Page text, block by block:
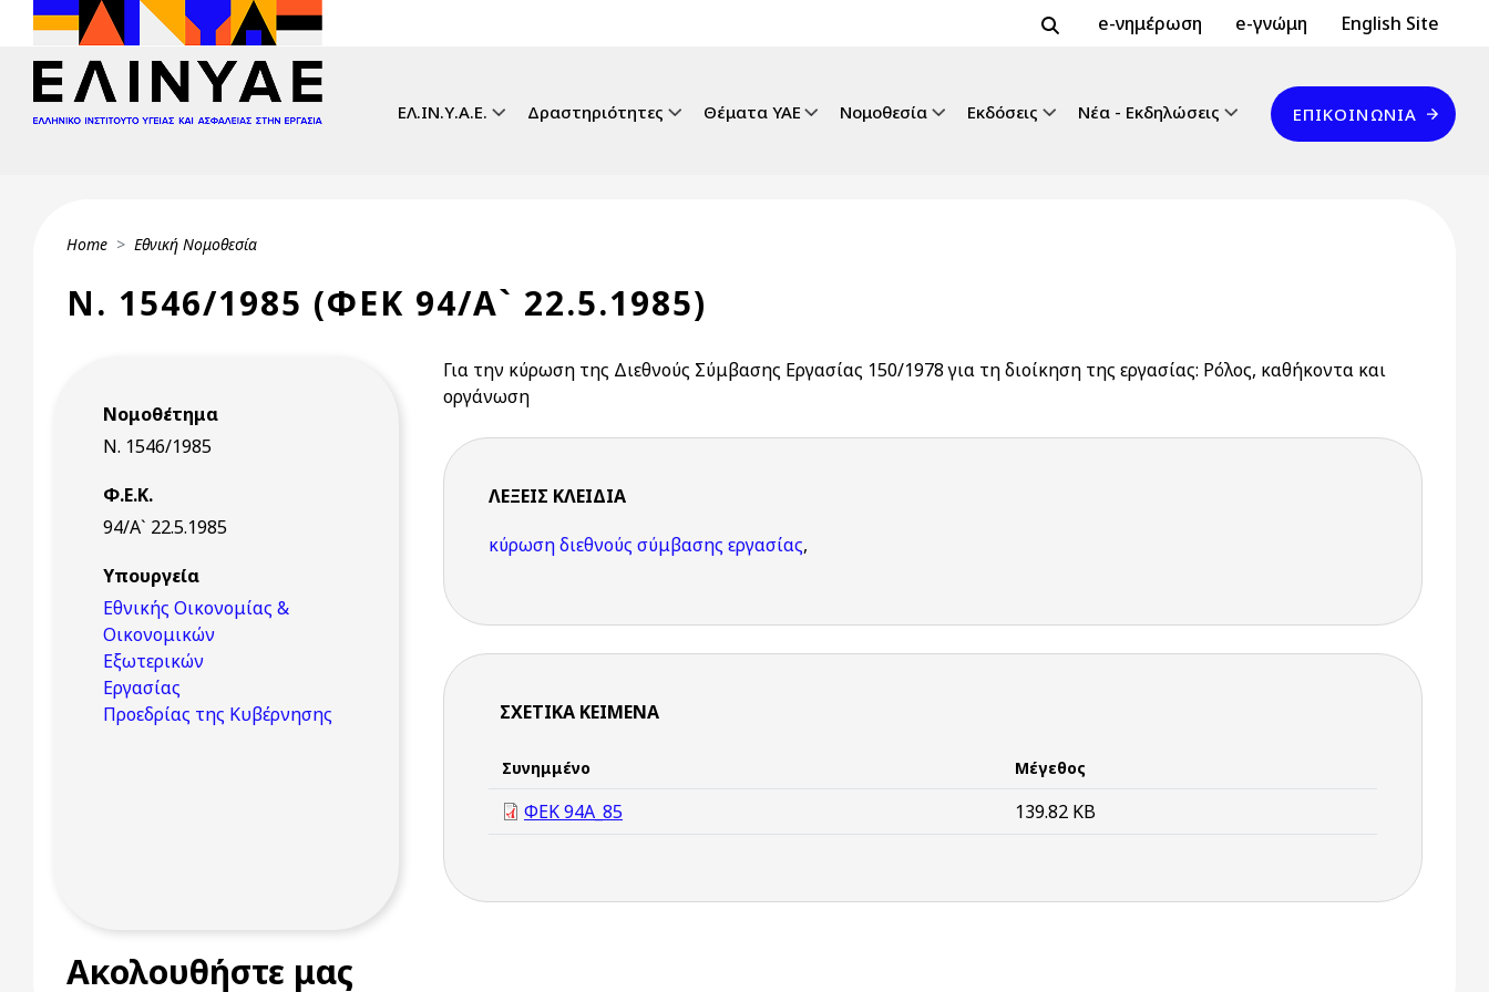
Skip to main content Header Top 2
e-νημέρωση e-γνώμη Header Top
English Site
ΕΛ.ΙΝ.Υ.Α.Ε. Δραστηριότητες Θέματα ΥΑΕ Νομοθεσία Εκδόσεις Νέα - Εκδηλώσεις
Επικοινωνία
ΕΠΙΚΟΙΝΩΝΊΑ
Breadcrumb
Home Εθνική Νομοθεσία
Ν. 1546/1985 (ΦΕΚ 94/Α` 22.5.1985)
Νομοθέτημα
Ν. 1546/1985
Φ.Ε.Κ.
94/Α` 22.5.1985
Υπουργεία
Εθνικής Οικονομίας &
Οικονομικών
Εξωτερικών
Εργασίας
Προεδρίας της Κυβέρνησης
Για την κύρωση της Διεθνούς Σύμβασης Εργασίας 150/1978 για τη διοίκηση της εργασίας: Ρόλος, καθήκοντα και
οργάνωση
ΛΈΞΕΙΣ KΛΕΙΔΙΆ
κύρωση διεθνούς σύμβασης εργασίας,
ΣΧΕΤΙΚΆ ΚΕΊΜΕΝΑ
Συνημμένο Μέγεθος
ΦΕΚ 94Α_85 139.82 KB
Ακολουθήστε μας